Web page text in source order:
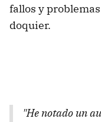
fallos y
doquier.
"He notado un